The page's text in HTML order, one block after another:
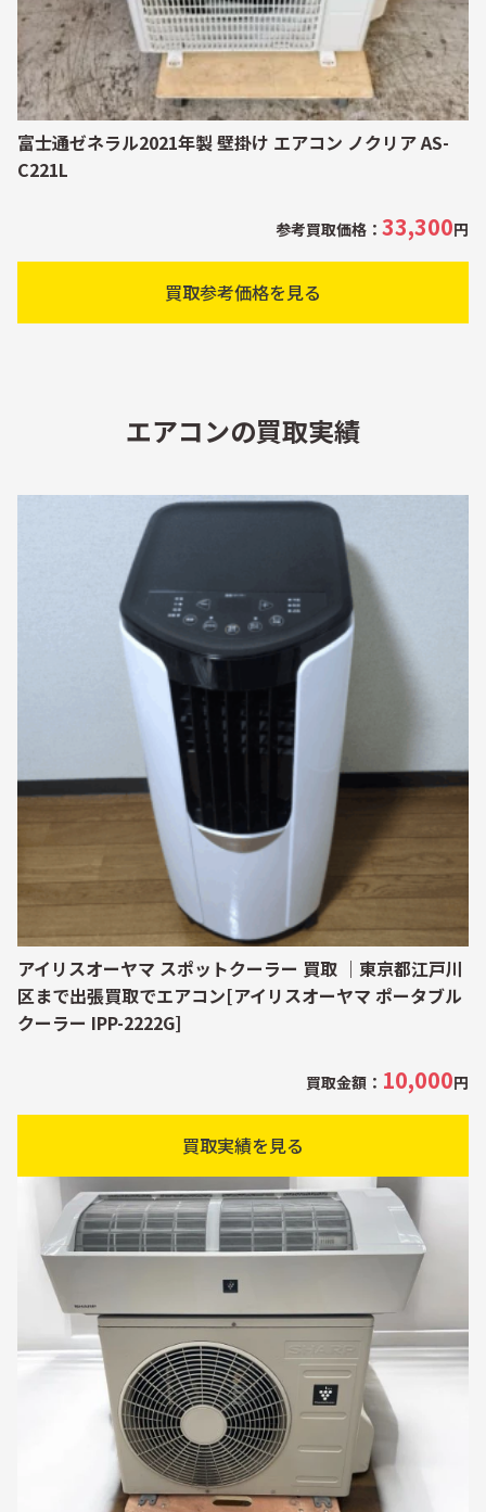
富士通ゼネラル2021年製 壁掛け エアコン ノクリア AS-
C221L
参考買取価格： 33,300円
買取参考価格を見る
エアコンの買取実績
アイリスオーヤマ スポットクーラー 買取 ｜東京都江戸川
区まで出張買取でエアコン[アイリスオーヤマ ポータブル
クーラー IPP-2222G]
買取金額： 10,000円
買取実績を見る